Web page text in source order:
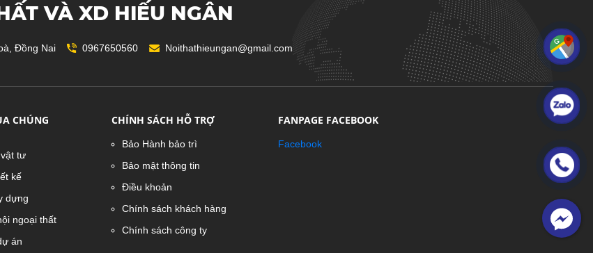
VÀ XD HIẾU NGÂN
Đồng Nai 0967650560 Noithathieungan@gmail.com
CHÚNG
tư
kế
dựng
ngoại thất
án
CHÍNH SÁCH HỖ TRỢ
Bảo Hành bảo trì
Bảo mật thông tin
Điều khoản
Chính sách khách hàng
Chính sách công ty
FANPAGE FACEBOOK
Facebook